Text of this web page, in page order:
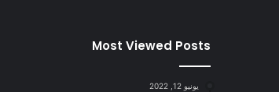
Most Viewed Posts
يونيو 12, 2022